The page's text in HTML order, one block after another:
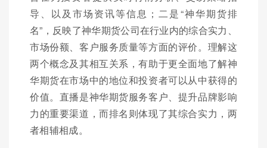
导、以及市场资讯等信息；二是“神华期货排
名”，反映了神华期货公司在行业内的综合实力、
市场份额、客户服务质量等方面的评价。理解这
两个概念及其相互关系，有助于更全面地了解神
华期货在市场中的地位和投资者可以从中获得的
价值。直播是神华期货服务客户、提升品牌影响
力的重要渠道，而排名则体现了其综合实力，两
者相辅相成。